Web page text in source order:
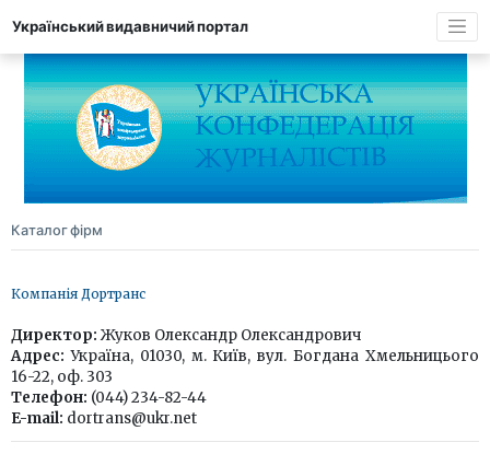
Український видавничий портал
Каталог фірм
Компанія Дортранс
Директор:Жуков Олександр Олександрович
Адрес: Україна, 01030, м. Київ, вул. Богдана Хмельницього
16-22, оф. 303
Телефон: (044) 234-82-44
E-mail: dortrans@ukr.net